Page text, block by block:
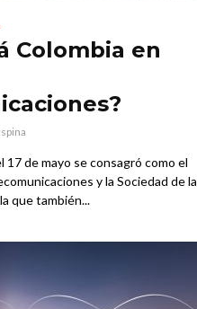
Colombia en
17 de mayo se consagró como el
y la Sociedad de la
que también...